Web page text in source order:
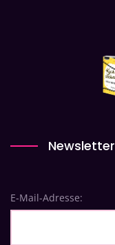
Newsletter
E-Mail-Adresse: